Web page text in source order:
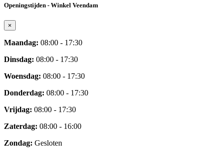
Openingstijden - Winkel Veendam
×
Maandag: 08:00 - 17:30
Dinsdag: 08:00 - 17:30
Woensdag: 08:00 - 17:30
Donderdag: 08:00 - 17:30
Vrijdag: 08:00 - 17:30
Zaterdag: 08:00 - 16:00
Zondag: Gesloten